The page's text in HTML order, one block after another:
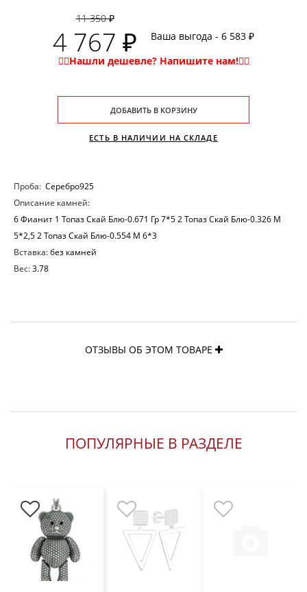
11 350 ₽
4 767 ₽ Ваша выгода - 6 583 ₽
ДОБАВИТЬ В КОРЗИНУ
ЕСТЬ В НАЛИЧИИ НА СКЛАДЕ
Проба: Серебро925
Описание камней:
6 Фианит 1 Топаз Скай Блю-0.671 Гр 7*5 2 Топаз Скай Блю-0.326 М
5*2,5 2 Топаз Скай Блю-0.554 М 6*3
Вставка:без камней
Вес:3.78
ОТЗЫВЫ ОБ ЭТОМ ТОВАРЕ
ПОПУЛЯРНЫЕ В РАЗДЕЛЕ